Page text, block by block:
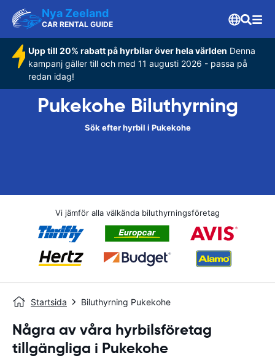
Nya Zeeland
CAR RENTAL GUIDE
Upp till 20% rabatt på hyrbilar över hela världen Denna
kampanj gäller till och med 11 augusti 2026 - passa på
redan idag!
Pukekohe Biluthyrning
Sök efter hyrbil i Pukekohe
Vi jämför alla välkända biluthyrningsföretag
Startsida Biluthyrning Pukekohe
Några av våra hyrbilsföretag
tillgängliga i Pukekohe